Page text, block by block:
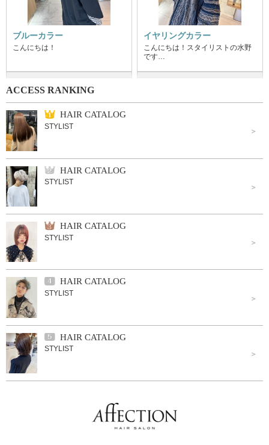
ブルーカラー
こんにちは！
イヤリングカラー
こんにちは！スタイリストの水野
です…
ACCESS RANKING
HAIR CATALOG
STYLIST
HAIR CATALOG
STYLIST
HAIR CATALOG
STYLIST
HAIR CATALOG
STYLIST
HAIR CATALOG
STYLIST